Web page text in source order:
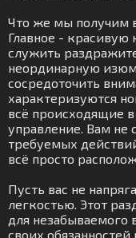
Что же мы получим
Главное - красивую
служить
неординарную
сосредоточить
характеризуются
всё происходящие
управление. Вам не
требуемых
всё просто
Пусть вас не
легкостью. Этот
для незабываемого
своих